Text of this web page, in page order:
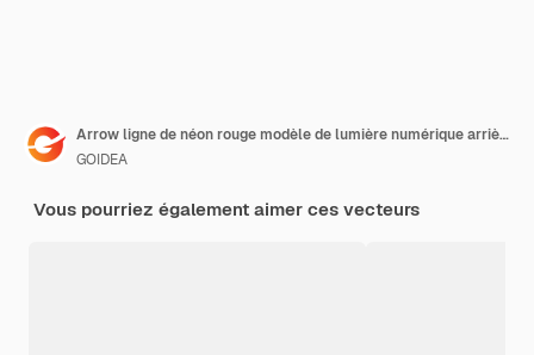
Arrow ligne de néon rouge modèle de lumière numérique arrière-plan
GOIDEA
Vous pourriez également aimer ces vecteurs